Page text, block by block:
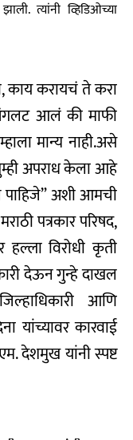
त्यांनी व्हिडिओच्या
काय करायचं ते करा
आलं की माफी
मान्य नाही.असे
अपराध केला आहे
पाहिजे” अशी आमची
पत्रकार परिषद,
हल्ला विरोधी कृती
देऊन गुन्हे दाखल
आणि
यांच्यावर कारवाई
देशमुख यांनी स्पष्ट